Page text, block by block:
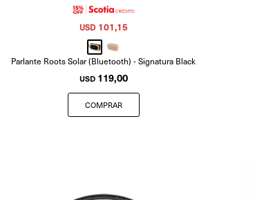
Parlante Roots Solar (Bluetooth) - Signatura Black
USD 119,00
USD 101,15